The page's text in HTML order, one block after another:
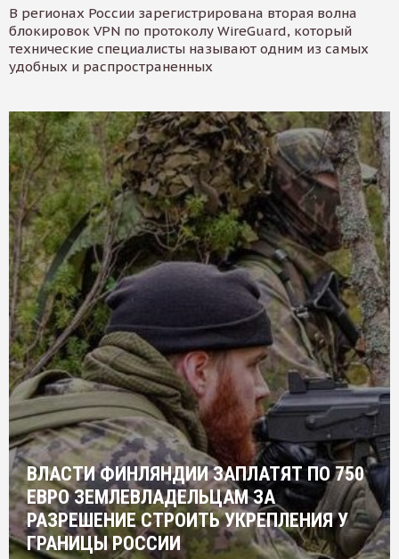
В регионах России зарегистрирована вторая волна
блокировок VPN по протоколу WireGuard, который
технические специалисты называют одним из самых
удобных и распространенных
ВЛАСТИ ФИНЛЯНДИИ ЗАПЛАТЯТ ПО 750
ЕВРО ЗЕМЛЕВЛАДЕЛЬЦАМ ЗА
РАЗРЕШЕНИЕ СТРОИТЬ УКРЕПЛЕНИЯ У
ГРАНИЦЫ РОССИИ